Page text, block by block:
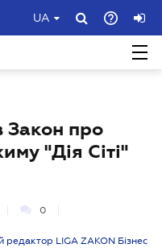
UA
Закон про
"Дія Сіті"
0
LIGA ZAKON Бізнес